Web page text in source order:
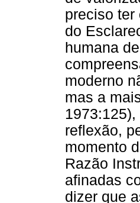
preciso ter
do
humana
moderno
mas a
reflexão,
momento
Razão
afinadas
dizer que